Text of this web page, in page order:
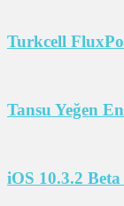
Turkcell
Tansu Yeğen
iOS 10.3.2